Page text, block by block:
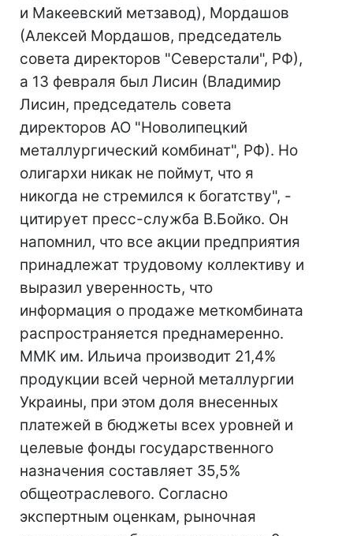
и Макеевский метзавод), Мордашов
(Алексей Мордашов, председатель
совета директоров "Северстали", РФ),
а 13 февраля был Лисин (Владимир
Лисин, председатель совета
директоров АО "Новолипецкий
металлургический комбинат", РФ). Но
олигархи никак не поймут, что я
никогда не стремился к богатству", -
цитирует пресс-служба В.Бойко. Он
напомнил, что все акции предприятия
принадлежат трудовому коллективу и
выразил уверенность, что
информация о продаже меткомбината
распространяется преднамеренно.
ММК им. Ильича производит 21,4%
продукции всей черной металлургии
Украины, при этом доля внесенных
платежей в бюджеты всех уровней и
целевые фонды государственного
назначения составляет 35,5%
общеотраслевого. Согласно
экспертным оценкам, рыночная